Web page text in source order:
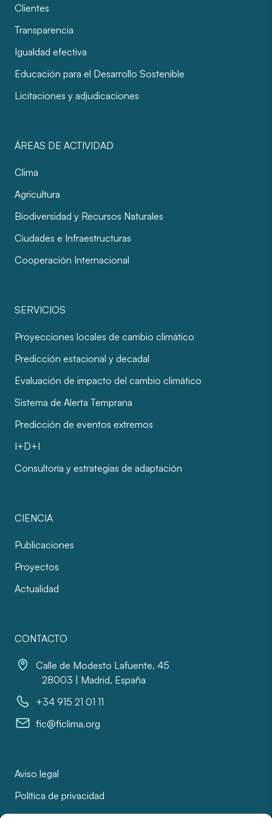
Clientes
Transparencia
Igualdad efectiva
Educación para el Desarrollo Sostenible
Licitaciones y adjudicaciones
ÁREAS DE ACTIVIDAD
Clima
Agricultura
Biodiversidad y Recursos Naturales
Ciudades e Infraestructuras
Cooperación Internacional
SERVICIOS
Proyecciones locales de cambio climático
Predicción estacional y decadal
Evaluación de impacto del cambio climático
Sistema de Alerta Temprana
Predicción de eventos extremos
I+D+I
Consultoría y estrategias de adaptación
CIENCIA
Publicaciones
Proyectos
Actualidad
CONTACTO
Calle de Modesto Lafuente, 45
28003 | Madrid, España
+34 915 21 01 11
fic@ficlima.org
Aviso legal
Política de privacidad